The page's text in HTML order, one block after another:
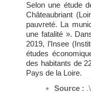
Selon une étude
Châteaubriant
pauvreté. La
une fatalité ».
2019, l’Insee
études
des habitants de
Pays de la Loire.
Source :